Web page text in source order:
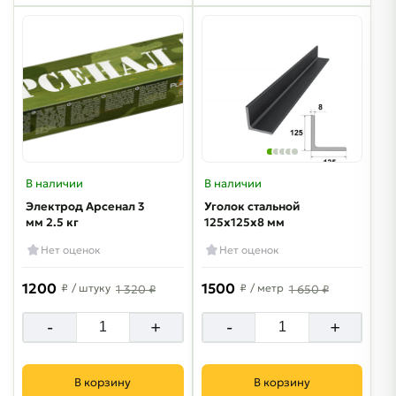
В наличии
Электрод Арсенал 3
мм 2.5 кг
Нет оценок
1200 ₽ / штуку 1 320 ₽
- +
В корзину
В наличии
Уголок стальной
125х125х8 мм
Нет оценок
1500 ₽ / метр 1 650 ₽
- +
В корзину